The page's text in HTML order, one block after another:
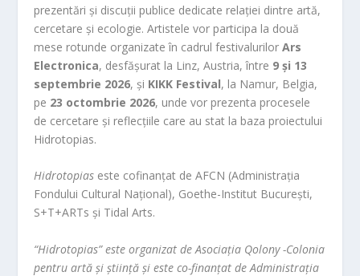
prezentări și discuții publice dedicate relației dintre artă,
cercetare și ecologie. Artistele vor participa la două
mese rotunde organizate în cadrul festivalurilorArs
Electronica, desfășurat la Linz, Austria, între 9 și 13
septembrie 2026, și KIKK Festival, la Namur, Belgia,
pe 23 octombrie 2026, unde vor prezenta procesele
de cercetare și reflecțiile care au stat la baza proiectului
Hidrotopias.
Hidrotopias este cofinanțat de AFCN (Administrația
Fondului Cultural Național), Goethe-Institut București,
S+T+ARTs și Tidal Arts.
“Hidrotopias” este organizat de Asociația Qolony -Colonia
pentru artă și știință și este co-finanțat de Administrația